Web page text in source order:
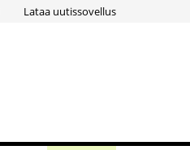
Lataa uutissovellus